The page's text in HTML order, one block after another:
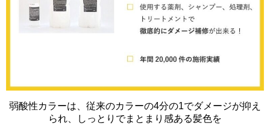
弱酸性カラーは、従来のカラーの4分の1でダメージが抑え
られ、しっとりでまとまり感ある髪色を